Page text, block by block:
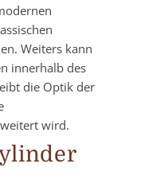
Weiters kann
innerhalb des
die Optik der
wird.